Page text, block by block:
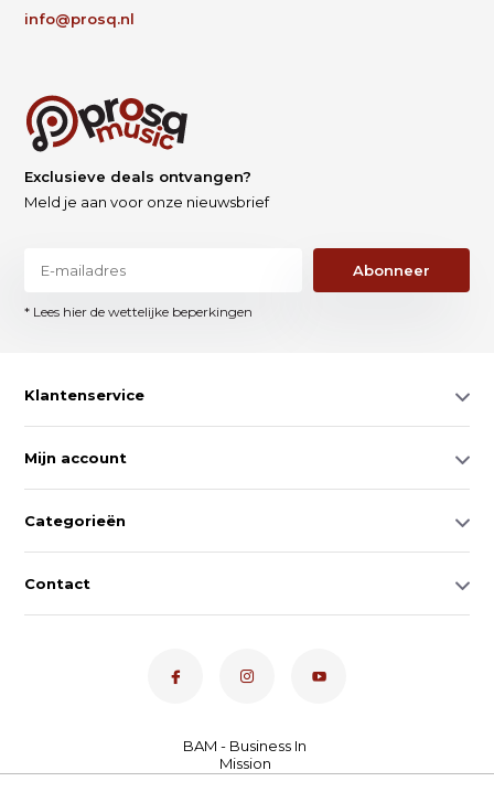
info@prosq.nl
Exclusieve deals ontvangen?
Meld je aan voor onze nieuwsbrief
Abonneer
* Lees hier de wettelijke beperkingen
Klantenservice
Mijn account
Categorieën
Contact